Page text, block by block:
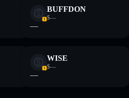
BUFFDON
$—
—
WISE
$—
—